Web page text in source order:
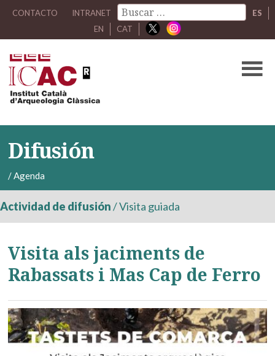
CONTACTO INTRANET
ES
EN
CAT
Difusión
/Agenda
Actividad de difusión/Visita guiada
Visita als jaciments de
Rabassats i Mas Cap de Ferro